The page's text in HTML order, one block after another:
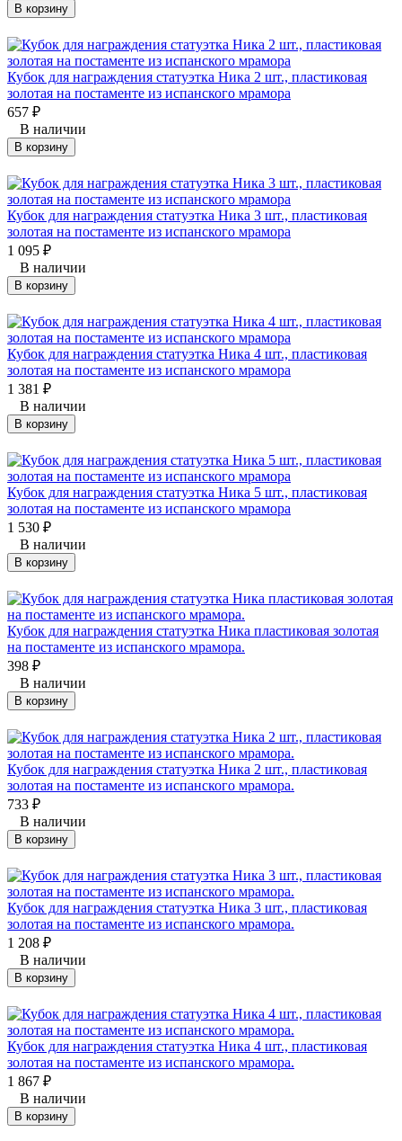
В корзину
Кубок для награждения статуэтка Ника 2 шт., пластиковая
золотая на постаменте из испанского мрамора
657 ₽
В наличии
В корзину
Кубок для награждения статуэтка Ника 3 шт., пластиковая
золотая на постаменте из испанского мрамора
1 095 ₽
В наличии
В корзину
Кубок для награждения статуэтка Ника 4 шт., пластиковая
золотая на постаменте из испанского мрамора
1 381 ₽
В наличии
В корзину
Кубок для награждения статуэтка Ника 5 шт., пластиковая
золотая на постаменте из испанского мрамора
1 530 ₽
В наличии
В корзину
Кубок для награждения статуэтка Ника пластиковая золотая
на постаменте из испанского мрамора.
398 ₽
В наличии
В корзину
Кубок для награждения статуэтка Ника 2 шт., пластиковая
золотая на постаменте из испанского мрамора.
733 ₽
В наличии
В корзину
Кубок для награждения статуэтка Ника 3 шт., пластиковая
золотая на постаменте из испанского мрамора.
1 208 ₽
В наличии
В корзину
Кубок для награждения статуэтка Ника 4 шт., пластиковая
золотая на постаменте из испанского мрамора.
1 867 ₽
В наличии
В корзину